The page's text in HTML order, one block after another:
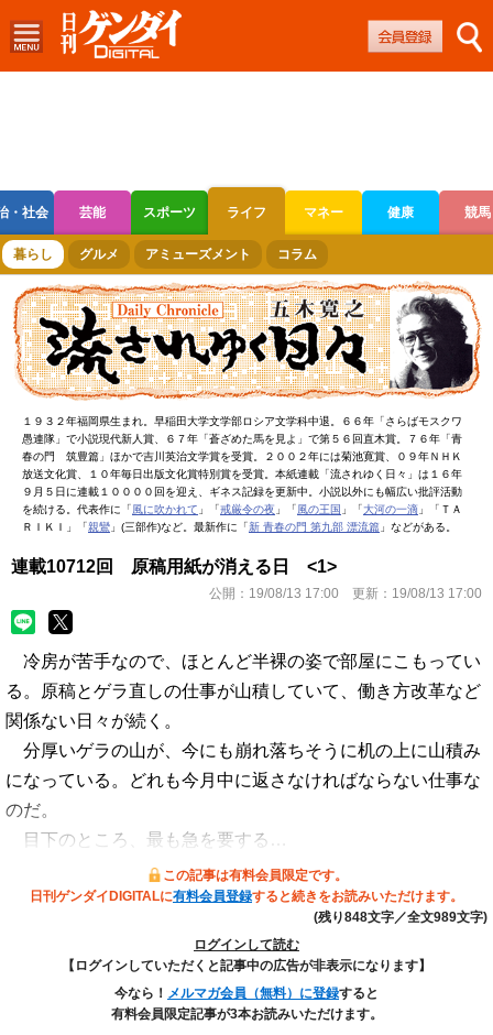
・社会 芸能 スポーツ ライフ マネー 健康 競馬
ボートレース 競輪 オートレース
暮らし グルメ アミューズメント コラム
１９３２年福岡県生まれ。早稲田大学文学部ロシア文学科中退。６６年「さらばモスクワ
愚連隊」で小説現代新人賞、６７年「蒼ざめた馬を見よ」で第５６回直木賞。７６年「青
春の門 筑豊篇」ほかで吉川英治文学賞を受賞。２００２年には菊池寛賞、０９年ＮＨＫ
放送文化賞、１０年毎日出版文化賞特別賞を受賞。本紙連載「流されゆく日々」は１６年
９月５日に連載１００００回を迎え、ギネス記録を更新中。小説以外にも幅広い批評活動
を続ける。代表作に「風に吹かれて 」「戒厳令の夜 」「風の王国 」「大河の一滴 」「ＴＡ
ＲＩＫＩ」「親鸞 」(三部作)など。最新作に「新 青春の門 第九部 漂流篇 」などがある。
連載10712回 原稿用紙が消える日 <1>
公開： 19/08/13 17:00 更新： 19/08/13 17:00
冷房が苦手なので、ほとんど半裸の姿で部屋にこもってい
る。原稿とゲラ直しの仕事が山積していて、働き方改革など
関係ない日々が続く。
分厚いゲラの山が、今にも崩れ落ちそうに机の上に山積み
になっている。どれも今月中に返さなければならない仕事な
のだ。
目下のところ、最も急を要する…
この記事は有料会員限定です。
日刊ゲンダイDIGITALに有料会員登録すると続きをお読みいただけます。
(残り848文字／全文989文字)
ログインして読む
【ログインしていただくと記事中の広告が非表示になります】
今なら！ メルマガ会員（無料）に登録すると
有料会員限定記事が3本お読みいただけます。